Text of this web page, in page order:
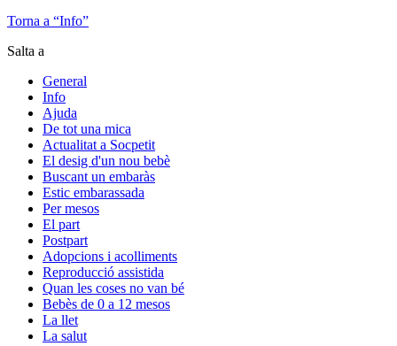
Torna a “Info”
Salta a
General
Info
Ajuda
De tot una mica
Actualitat a Socpetit
El desig d'un nou bebè
Buscant un embaràs
Estic embarassada
Per mesos
El part
Postpart
Adopcions i acolliments
Reproducció assistida
Quan les coses no van bé
Bebès de 0 a 12 mesos
La llet
La salut